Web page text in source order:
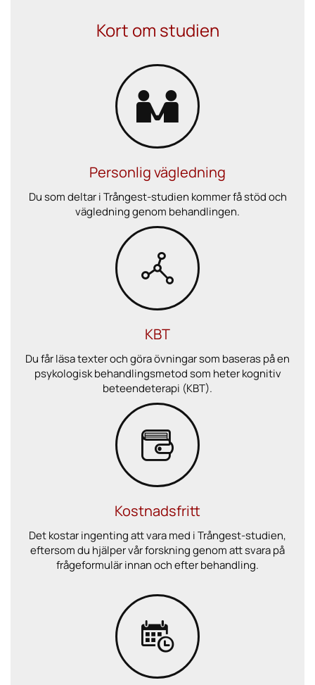
Kort om studien
Personlig vägledning
Du som deltar i Trångest-studien kommer få stöd och
vägledning genom behandlingen.
KBT
Du får läsa texter och göra övningar som baseras på en
psykologisk behandlingsmetod som heter kognitiv
beteendeterapi (KBT).
Kostnadsfritt
Det kostar ingenting att vara med i Trångest-studien,
eftersom du hjälper vår forskning genom att svara på
frågeformulär innan och efter behandling.